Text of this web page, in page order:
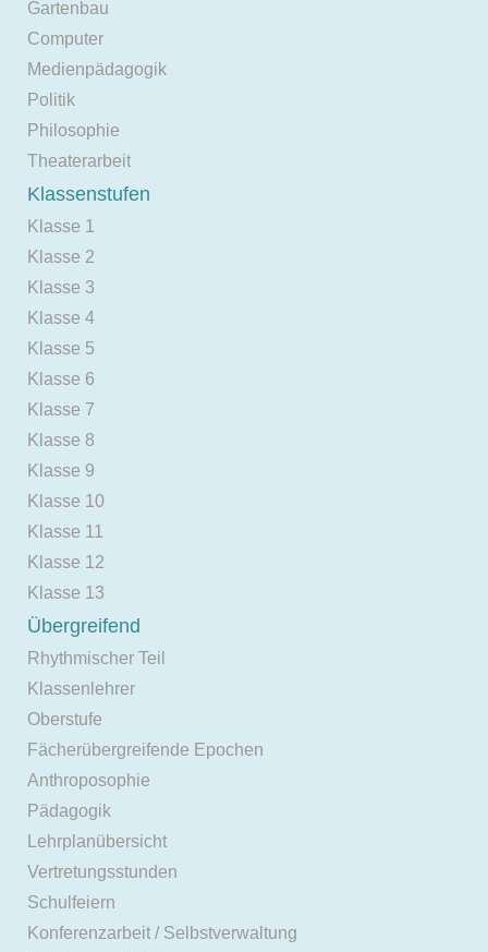
Gartenbau
Computer
Medienpädagogik
Politik
Philosophie
Theaterarbeit
Klassenstufen
Klasse 1
Klasse 2
Klasse 3
Klasse 4
Klasse 5
Klasse 6
Klasse 7
Klasse 8
Klasse 9
Klasse 10
Klasse 11
Klasse 12
Klasse 13
Übergreifend
Rhythmischer Teil
Klassenlehrer
Oberstufe
Fächerübergreifende Epochen
Anthroposophie
Pädagogik
Lehrplanübersicht
Vertretungsstunden
Schulfeiern
Konferenzarbeit / Selbstverwaltung